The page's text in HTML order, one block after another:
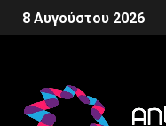
8 Αυγούστου 2026